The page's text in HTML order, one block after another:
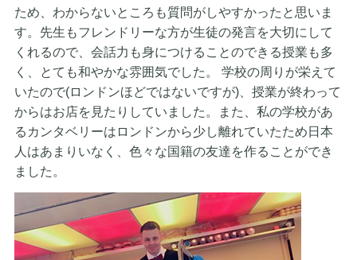
ため、わからないところも質問がしやすかったと思いま
す。先生もフレンドリーな方が生徒の発言を大切にして
くれるので、会話力も身につけることのできる授業も多
く、とても和やかな雰囲気でした。 学校の周りが栄えて
いたので(ロンドンほどではないですが)、授業が終わって
からはお店を見たりしていました。また、私の学校があ
るカンタベリーはロンドンから少し離れていたため日本
人はあまりいなく、色々な国籍の友達を作ることができ
ました。